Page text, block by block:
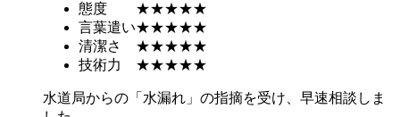
態度 ★★★★★
言葉遣い★★★★★
清潔さ ★★★★★
技術力 ★★★★★
水道局からの「水漏れ」の指摘を受け、早速相談しま